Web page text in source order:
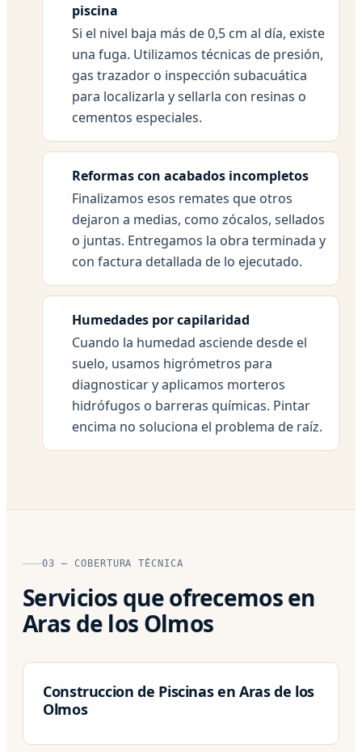
piscina
Si el nivel baja más de 0,5 cm al día, existe
una fuga. Utilizamos técnicas de presión,
gas trazador o inspección subacuática
para localizarla y sellarla con resinas o
cementos especiales.
Reformas con acabados incompletos
Finalizamos esos remates que otros
dejaron a medias, como zócalos, sellados
o juntas. Entregamos la obra terminada y
con factura detallada de lo ejecutado.
Humedades por capilaridad
Cuando la humedad asciende desde el
suelo, usamos higrómetros para
diagnosticar y aplicamos morteros
hidrófugos o barreras químicas. Pintar
encima no soluciona el problema de raíz.
03 — COBERTURA TÉCNICA
Servicios que ofrecemos en
Aras de los Olmos
Construccion de Piscinas en Aras de los
Olmos